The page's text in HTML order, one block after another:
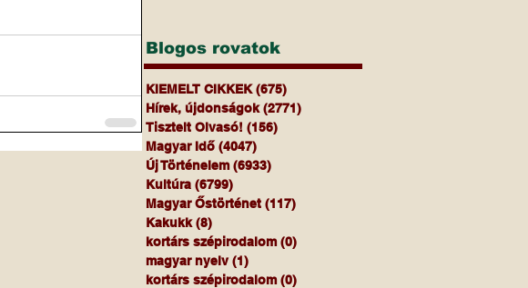
Blogos rovatok
KIEMELT CIKKEK (675)
Hírek, újdonságok (2771)
Tisztelt Olvasó! (156)
Magyar Idő (4047)
Új Történelem (6933)
Kultúra (6799)
Magyar Őstörténet (117)
Kakukk (8)
kortárs szépirodalom (0)
magyar nyelv (1)
kortárs szépirodalom (0)